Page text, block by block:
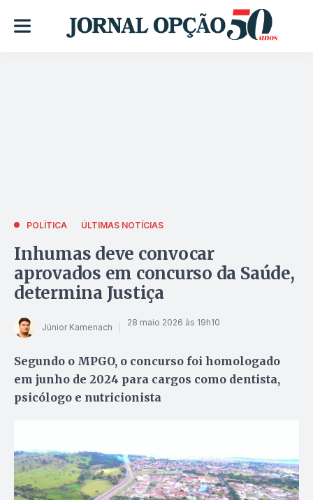
POLÍTICA ÚLTIMAS NOTÍCIAS
Inhumas deve convocar
aprovados em concurso da Saúde,
determina Justiça
Júnior Kamenach 28 maio 2026 às 19h10
Segundo o MPGO, o concurso foi homologado
em junho de 2024 para cargos como dentista,
psicólogo e nutricionista